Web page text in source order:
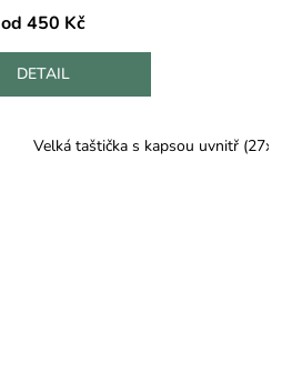
od 450 Kč
DETAIL
Velká taštička s kapsou uvnitř